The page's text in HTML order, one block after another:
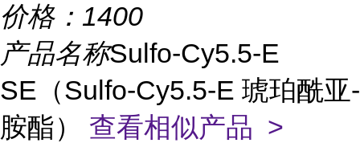
价格： 1400
产品名称Sulfo-Cy5.5-E
SE（Sulfo-Cy5.5-E 琥珀酰亚-
胺酯） 查看相似产品 >